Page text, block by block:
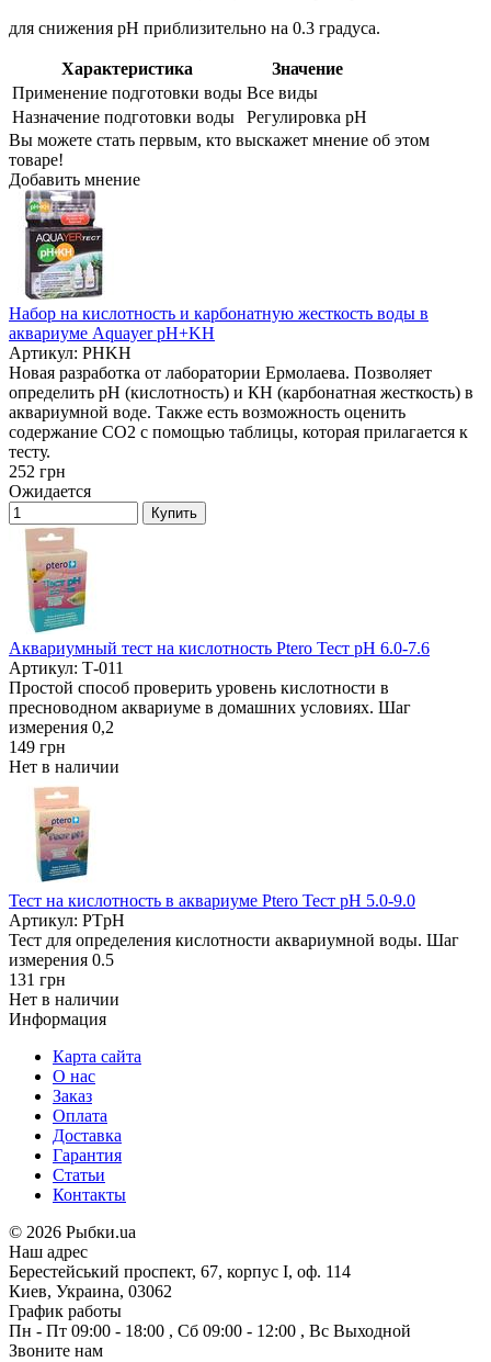
для снижения pH приблизительно на 0.3 градуса.
Характеристика
Значение
Применение подготовки воды Все виды
Назначение подготовки воды
Регулировка pH
Вы можете стать первым, кто выскажет мнение об этом
товаре!
Добавить мнение
Набор на кислотность и карбонатную жесткость воды в
аквариуме Aquayer pH+KH
Артикул: PHKH
Новая разработка от лаборатории Ермолаева. Позволяет
определить pH (кислотность) и КН (карбонатная жесткость) в
аквариумной воде. Также есть возможность оценить
содержание СО2 с помощью таблицы, которая прилагается к
тесту.
252 грн
Ожидается
Купить
Аквариумный тест на кислотность Ptero Тест pH 6.0-7.6
Артикул: Т-011
Простой способ проверить уровень кислотности в
пресноводном аквариуме в домашних условиях. Шаг
измерения 0,2
149 грн
Нет в наличии
Тест на кислотность в аквариуме Ptero Тест pH 5.0-9.0
Артикул: PTpH
Тест для определения кислотности аквариумной воды. Шаг
измерения 0.5
131 грн
Нет в наличии
Информация
Карта сайта
О нас
Заказ
Оплата
Доставка
Гарантия
Статьи
Контакты
© 2026 Рыбки.ua
Наш адрес
Берестейський проспект, 67, корпус I, оф. 114
Киев, Украина, 03062
График работы
Пн - Пт 09:00 - 18:00 , Сб 09:00 - 12:00 , Вс Выходной
Звоните нам